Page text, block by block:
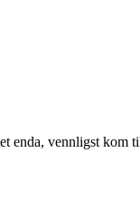
enda, vennligst kom